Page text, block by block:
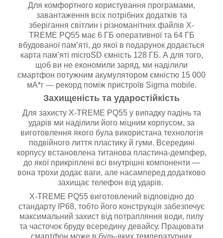
Для комфортного користування програмами,
завантаження всіх потрібних додатків та
зберігання світлин і різноманітних файлів X-
TREME PQ55 має 6 ГБ оперативної та 64 ГБ
вбудованої пам’яті, до якої в подарунок додається
карта пам’яті microSD ємність 128 ГБ. А для того,
щоб ви не економили заряд, ми наділили
смартфон потужним акумулятором ємністю 15 000
мА*г — рекорд поміж пристроїв Sigma mobile.
Захищеність та ударостійкість
Для захисту X-TREME PQ55 у випадку падінь та
ударів ми наділили його міцним корпусом, за
виготовлення якого була використана технологія
подвійного лиття пластику й гуми. Всередині
корпусу встановлена титанова пластина-демпфер,
до якої прикріплені всі внутрішні компоненти —
вона трохи додає ваги, але насамперед додатково
захищає телефон від ударів.
X-TREME PQ55 виготовлений відповідно до
стандарту IP68, тобто його конструкція забезпечує
максимальний захист від потрапляння води, пилу
та часточок бруду всередину девайсу. Працювати
смартфон може в будь-яких температурних